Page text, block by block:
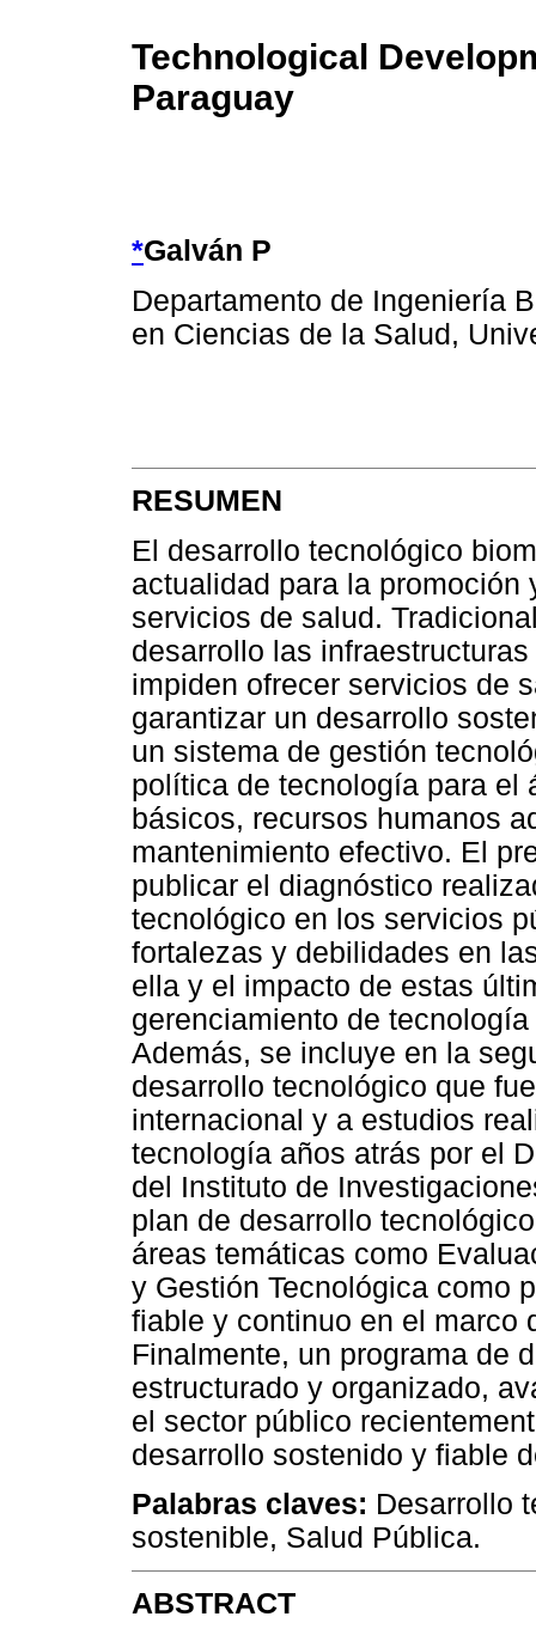
Technological
Paraguay
*Galván P
Departamento de Ingeniería
en Ciencias de la Salud,
RESUMEN
El desarrollo tecnológico
actualidad para la
servicios de salud.
desarrollo las
impiden ofrecer servicios de
garantizar un desarrollo
un sistema de gestión
política de tecnología para el
básicos, recursos humanos
mantenimiento efectivo. El
publicar el diagnóstico
tecnológico en los servicios
fortalezas y debilidades en
ella y el impacto de estas
gerenciamiento de
Además, se incluye en la
desarrollo tecnológico que
internacional y a estudios
tecnología años atrás por el
del Instituto de
plan de desarrollo
áreas temáticas como
y Gestión Tecnológica como
fiable y continuo en el marco
Finalmente, un programa de
estructurado y organizado,
el sector público
desarrollo sostenido y fiable
Palabras claves: Desarrollo
sostenible, Salud Pública.
ABSTRACT